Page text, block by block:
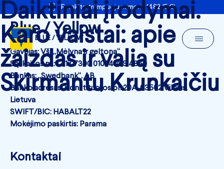
Remkite trumpuoju numeriu 1482 (5 €)
BLUE / YELLOW
Daiktiniai įrodymai.
Karo vaistai: apie
žaizdas ir valią su
Skirmantu Krunkaičiu
Blue / Yellow
Gavėjas: VšĮ „Mėlyna ir geltona“
Sąskaitos nr.: LT17 7300 0101 4089 4869
Bankas: „Swedbank“, AB
Banko adresas: Konstitucijos pr. 20A, 03502 Vilnius,
Lietuva
SWIFT/BIC: HABALT22
Mokėjimo paskirtis: Parama
Kontaktai